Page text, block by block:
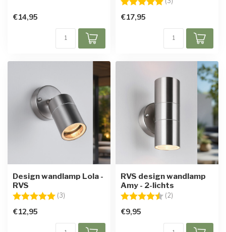
€14,95 €17,95
Design wandlamp Lola -
RVS
Beoordeling: (3)
€12,95
RVS design wandlamp
Amy - 2-lichts
Beoordeling: (2)
€9,95